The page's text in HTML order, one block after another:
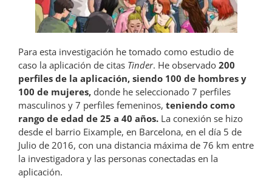
Para esta investigación he tomado como estudio de
caso la aplicación de citas Tinder. He observado 200
perfiles de la aplicación, siendo 100 de hombres y
100 de mujeres, donde he seleccionado 7 perfiles
masculinos y 7 perfiles femeninos, teniendo como
rango de edad de 25 a 40 años. La conexión se hizo
desde el barrio Eixample, en Barcelona, en el día 5 de
Julio de 2016, con una distancia máxima de 76 km entre
la investigadora y las personas conectadas en la
aplicación.